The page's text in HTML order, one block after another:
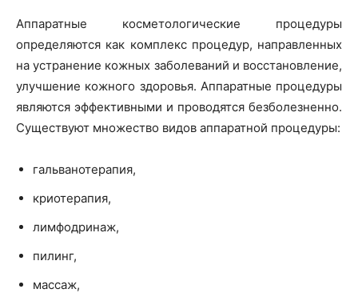
Аппаратные косметологические процедуры
определяются как комплекс процедур, направленных
на устранение кожных заболеваний и восстановление,
улучшение кожного здоровья. Аппаратные процедуры
являются эффективными и проводятся безболезненно.
Существуют множество видов аппаратной процедуры:
гальванотерапия,
криотерапия,
лимфодринаж,
пилинг,
массаж,